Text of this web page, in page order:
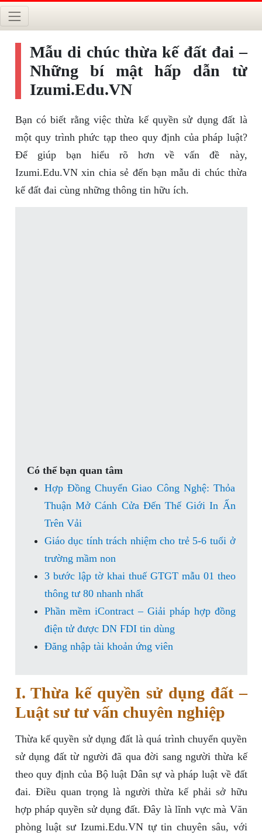
Mẫu di chúc thừa kế đất đai –
Những bí mật hấp dẫn từ
Izumi.Edu.VN
Bạn có biết rằng việc thừa kế quyền sử dụng đất là
một quy trình phức tạp theo quy định của pháp luật?
Để giúp bạn hiểu rõ hơn về vấn đề này,
Izumi.Edu.VN xin chia sẻ đến bạn mẫu di chúc thừa
kế đất đai cùng những thông tin hữu ích.
Có thể bạn quan tâm
Hợp Đồng Chuyển Giao Công Nghệ: Thỏa
Thuận Mở Cánh Cửa Đến Thế Giới In Ấn
Trên Vải
Giáo dục tính trách nhiệm cho trẻ 5-6 tuổi ở
trường mầm non
3 bước lập tờ khai thuế GTGT mẫu 01 theo
thông tư 80 nhanh nhất
Phần mềm iContract – Giải pháp hợp đồng
điện tử được DN FDI tin dùng
Đăng nhập tài khoản ứng viên
I. Thừa kế quyền sử dụng đất –
Luật sư tư vấn chuyên nghiệp
Thừa kế quyền sử dụng đất là quá trình chuyển quyền
sử dụng đất từ người đã qua đời sang người thừa kế
theo quy định của Bộ luật Dân sự và pháp luật về đất
đai. Điều quan trọng là người thừa kế phải sở hữu
hợp pháp quyền sử dụng đất. Đây là lĩnh vực mà Văn
phòng luật sư Izumi.Edu.VN tự tin chuyên sâu, với